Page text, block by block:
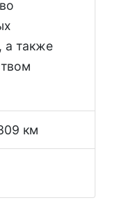
а также
км